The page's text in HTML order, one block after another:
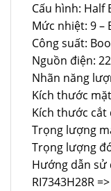
Cấu hình: Half
Mức nhiệt: 9 –
Công suất:
Nguồn điện:
Nhãn năng
Kích thước
Kích thước cắt
Trọng lượng
Trọng lượng
Hướng dẫn
RI7343H28R =>